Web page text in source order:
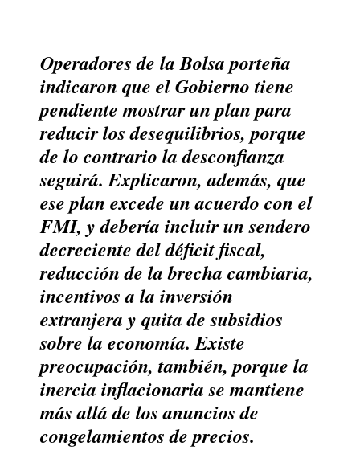
Operadores de la Bolsa porteña
indicaron que el Gobierno tiene
pendiente mostrar un plan para
reducir los desequilibrios, porque
de lo contrario la desconfianza
seguirá. Explicaron, además, que
ese plan excede un acuerdo con el
FMI, y debería incluir un sendero
decreciente del déficit fiscal,
reducción de la brecha cambiaria,
incentivos a la inversión
extranjera y quita de subsidios
sobre la economía. Existe
preocupación, también, porque la
inercia inflacionaria se mantiene
más allá de los anuncios de
congelamientos de precios.